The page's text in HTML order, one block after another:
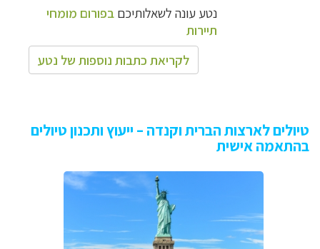
נטע עונה לשאלותיכם בפורום מומחי
תיירות
לקריאת כתבות נוספות של נטע
טיולים לארצות הברית וקנדה – ייעוץ ותכנון טיולים
בהתאמה אישית